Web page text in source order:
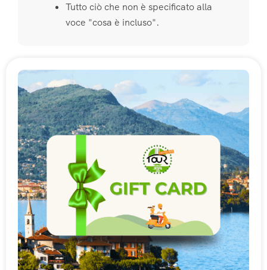
Tutto ciò che non è specificato alla
voce "cosa è incluso".